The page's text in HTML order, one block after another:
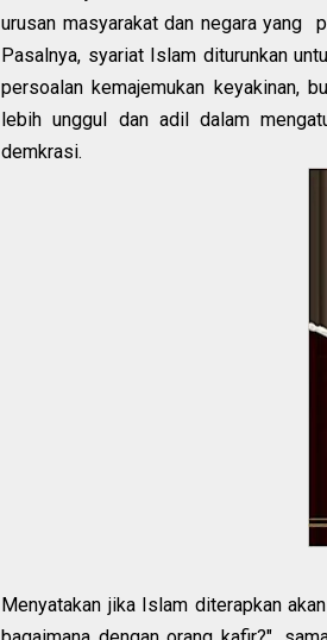
urusan masyarakat dan negara yang
Pasalnya, syariat Islam diturunkan
persoalan kemajemukan keyakinan,
lebih unggul dan adil dalam
demkrasi.
Menyatakan jika Islam diterapkan